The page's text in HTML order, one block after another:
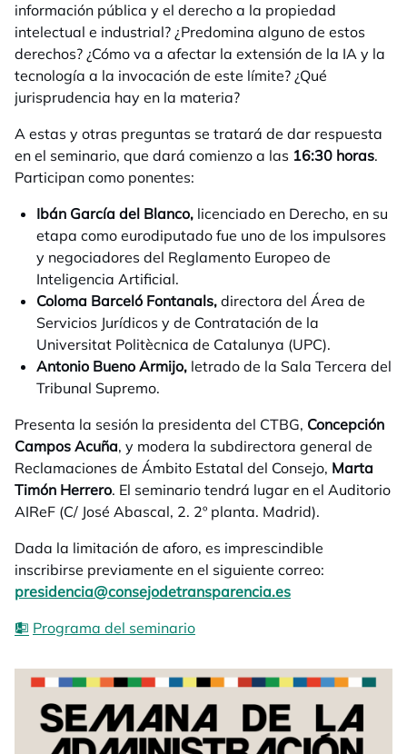
información pública y el derecho a la propiedad
intelectual e industrial? ¿Predomina alguno de estos
derechos? ¿Cómo va a afectar la extensión de la IA y la
tecnología a la invocación de este límite? ¿Qué
jurisprudencia hay en la materia?
A estas y otras preguntas se tratará de dar respuesta
en el seminario, que dará comienzo a las 16:30 horas.
Participan como ponentes:
Ibán García del Blanco, licenciado en Derecho, en su
etapa como eurodiputado fue uno de los impulsores
y negociadores del Reglamento Europeo de
Inteligencia Artificial.
Coloma Barceló Fontanals, directora del Área de
Servicios Jurídicos y de Contratación de la
Universitat Politècnica de Catalunya (UPC).
Antonio Bueno Armijo, letrado de la Sala Tercera del
Tribunal Supremo.
Presenta la sesión la presidenta del CTBG, Concepción
Campos Acuña, y modera la subdirectora general de
Reclamaciones de Ámbito Estatal del Consejo, Marta
Timón Herrero. El seminario tendrá lugar en el Auditorio
AIReF (C/ José Abascal, 2. 2º planta. Madrid).
Dada la limitación de aforo, es imprescindible
inscribirse previamente en el siguiente correo:
presidencia@consejodetransparencia.es
Programa del seminario